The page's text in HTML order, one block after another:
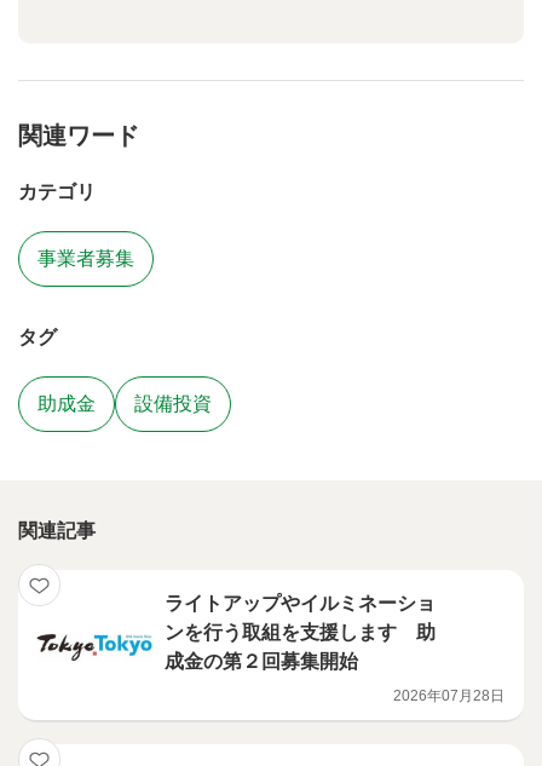
関連ワード
カテゴリ
事業者募集
タグ
助成金 設備投資
関連記事
ライトアップやイルミネーショ
ンを行う取組を支援します 助
成金の第２回募集開始
2026年07月28日